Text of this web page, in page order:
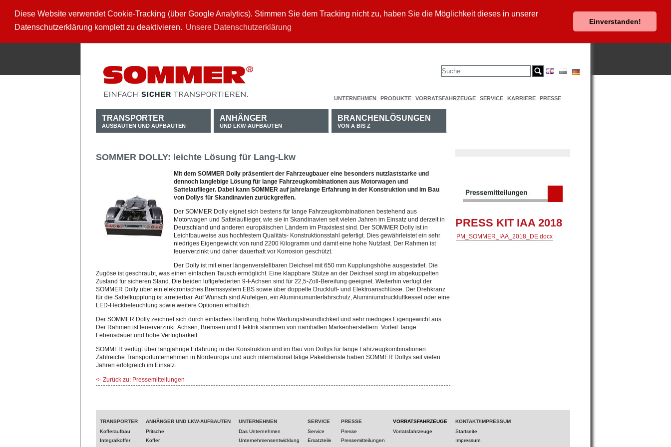
Diese Website verwendet Cookie-Tracking (über Google Analytics). Stimmen Sie dem Tracking nicht zu, haben Sie die Möglichkeit dieses in unserer
Datenschutzerklärung komplett zu deaktivieren. Unsere Datenschutzerklärung
Einverstanden!
UNTERNEHMEN PRODUKTE VORRATSFAHRZEUGE SERVICE KARRIERE PRESSE
TRANSPORTER
AUSBAUTEN UND AUFBAUTEN
ANHÄNGER
UND LKW-AUFBAUTEN
BRANCHENLÖSUNGEN
VON A BIS Z
SOMMER DOLLY: leichte Lösung für Lang-Lkw
Mit dem SOMMER Dolly präsentiert der Fahrzeugbauer eine besonders nutzlaststarke und
dennoch langlebige Lösung für lange Fahrzeugkombinationen aus Motorwagen und
Sattelauflieger. Dabei kann SOMMER auf jahrelange Erfahrung in der Konstruktion und im Bau
von Dollys für Skandinavien zurückgreifen.
Der SOMMER Dolly eignet sich bestens für lange Fahrzeugkombinationen bestehend aus
Motorwagen und Sattelauflieger, wie sie in Skandinavien seit vielen Jahren im Einsatz und derzeit in
Deutschland und anderen europäischen Ländern im Praxistest sind. Der SOMMER Dolly ist in
Leichtbauweise aus hochfestem Qualitäts- Konstruktionsstahl gefertigt. Dies gewährleistet ein sehr
niedriges Eigengewicht von rund 2200 Kilogramm und damit eine hohe Nutzlast. Der Rahmen ist
feuerverzinkt und daher dauerhaft vor Korrosion geschützt.
Der Dolly ist mit einer längenverstellbaren Deichsel mit 650 mm Kupplungshöhe ausgestattet. Die
Zugöse ist geschraubt, was einen einfachen Tausch ermöglicht. Eine klappbare Stütze an der Deichsel sorgt im abgekuppelten
Zustand für sicheren Stand. Die beiden luftgefederten 9-t-Achsen sind für 22,5-Zoll-Bereifung geeignet. Weiterhin verfügt der
SOMMER Dolly über ein elektronisches Bremssystem EBS sowie über doppelte Druckluft- und Elektroanschlüsse. Der Drehkranz
für die Sattelkupplung ist arretierbar. Auf Wunsch sind Alufelgen, ein Aluminiumunterfahrschutz, Aluminiumdruckluftkessel oder eine
LED-Heckbeleuchtung sowie weitere Optionen erhältlich.
Der SOMMER Dolly zeichnet sich durch einfaches Handling, hohe Wartungsfreundlichkeit und sehr niedriges Eigengewicht aus.
Der Rahmen ist feuerverzinkt. Achsen, Bremsen und Elektrik stammen von namhaften Markenherstellern. Vorteil: lange
Lebensdauer und hohe Verfügbarkeit.
SOMMER verfügt über langjährige Erfahrung in der Konstruktion und im Bau von Dollys für lange Fahrzeugkombinationen.
Zahlreiche Transportunternehmen in Nordeuropa und auch international tätige Paketdienste haben SOMMER Dollys seit vielen
Jahren erfolgreich im Einsatz.
<- Zurück zu: Pressemitteilungen
PRESS KIT IAA 2018
PM_SOMMER_IAA_2018_DE.docx
TRANSPORTER
Kofferaufbau
Integralkoffer
ANHÄNGER UND LKW-AUFBAUTEN
Pritsche
Koffer
UNTERNEHMEN
Das Unternehmen
Unternehmensentwicklung
SERVICE
Service
Ersatzteile
PRESSE
Presse
Pressemitteilungen
VORRATSFAHRZEUGE
Vorratsfahrzeuge
KONTAKT/IMPRESSUM
Startseite
Impressum